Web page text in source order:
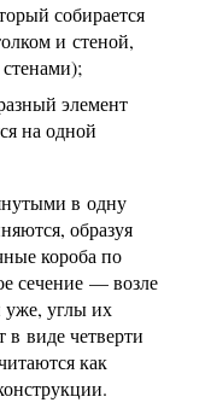
собирается
и стеной,
элемент
на одной
в одну
образуя
короба по
сечение — возле
уже, углы их
виде четверти
как